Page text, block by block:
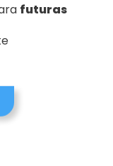
futuras